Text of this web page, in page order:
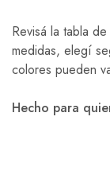
Revisá la tabla
medidas, elegí
colores pueden
Hecho para